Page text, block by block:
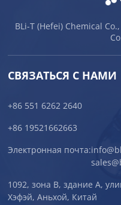
BLi-T (Hefei) Chemical
СВЯЗАТЬСЯ С НАМИ
+86 551 6262 2640
+86 19521662663
Электронная почта:
1092, зона B, здание A,
Хэфэй, Аньхой, Китай